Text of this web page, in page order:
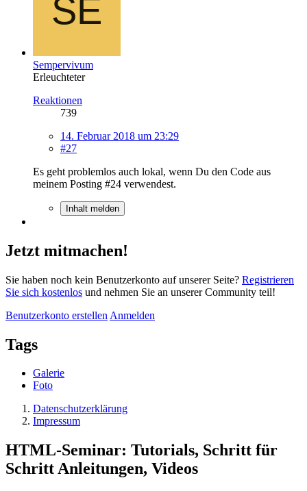
Sempervivum
Erleuchteter
Reaktionen
739
14. Februar 2018 um 23:29
#27
Es geht problemlos auch lokal, wenn Du den Code aus
meinem Posting #24 verwendest.
Inhalt melden
Jetzt mitmachen!
Sie haben noch kein Benutzerkonto auf unserer Seite? Registrieren
Sie sich kostenlos und nehmen Sie an unserer Community teil!
Benutzerkonto erstellen Anmelden
Tags
Galerie
Foto
Datenschutzerklärung
Impressum
HTML-Seminar: Tutorials, Schritt für
Schritt Anleitungen, Videos